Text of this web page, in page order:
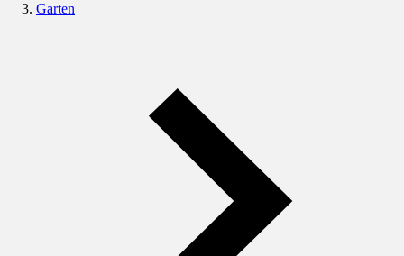
Garten